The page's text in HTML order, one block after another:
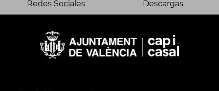
Redes Sociales Descargas